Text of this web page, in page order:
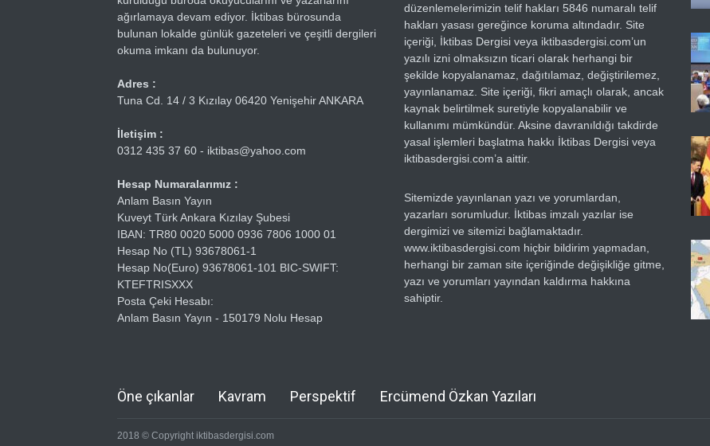
ağırlamaya devam ediyor. İktibas bürosunda
bulunan lokalde günlük gazeteleri ve çeşitli dergileri
okuma imkanı da bulunuyor.
Adres :
Tuna Cd. 14 / 3 Kızılay 06420 Yenişehir ANKARA
İletişim :
0312 435 37 60 - iktibas@yahoo.com
Hesap Numaralarımız :
Anlam Basın Yayın
Kuveyt Türk Ankara Kızılay Şubesi
IBAN: TR80 0020 5000 0936 7806 1000 01
Hesap No (TL) 93678061-1
Hesap No(Euro) 93678061-101 BIC-SWIFT:
KTEFTRISXXX
Posta Çeki Hesabı:
Anlam Basın Yayın - 150179 Nolu Hesap
düzenlemelerimizin telif hakları 5846 numaralı telif
hakları yasası gereğince koruma altındadır. Site
içeriği, İktibas Dergisi veya iktibasdergisi.com’un
yazılı izni olmaksızın ticari olarak herhangi bir
şekilde kopyalanamaz, dağıtılamaz, değiştirilemez,
yayınlanamaz. Site içeriği, fikri amaçlı olarak, ancak
kaynak belirtilmek suretiyle kopyalanabilir ve
kullanımı mümkündür. Aksine davranıldığı takdirde
yasal işlemleri başlatma hakkı İktibas Dergisi veya
iktibasdergisi.com’a aittir.
Sitemizde yayınlanan yazı ve yorumlardan,
yazarları sorumludur. İktibas imzalı yazılar ise
dergimizi ve sitemizi bağlamaktadır.
www.iktibasdergisi.com hiçbir bildirim yapmadan,
herhangi bir zaman site içeriğinde değişikliğe gitme,
yazı ve yorumları yayından kaldırma hakkına
sahiptir.
Öne çıkanlar Kavram Perspektif Ercümend Özkan Yazıları
2018 © Copyright iktibasdergisi.com